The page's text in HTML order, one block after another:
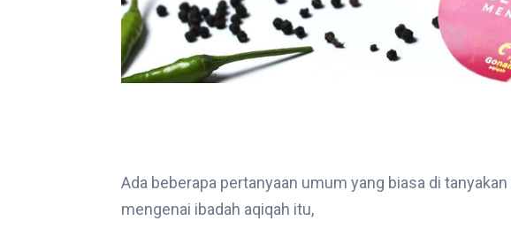
Ada beberapa pertanyaan umum yang biasa di
mengenai ibadah aqiqah itu,